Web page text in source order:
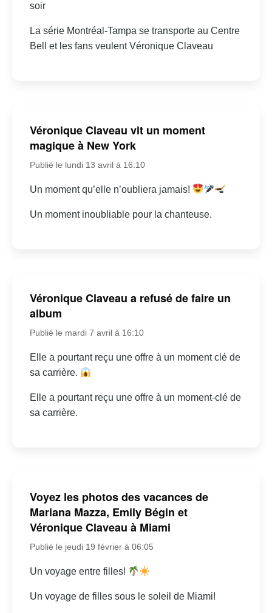
soir
La série Montréal-Tampa se transporte au Centre
Bell et les fans veulent Véronique Claveau
Véronique Claveau vit un moment
magique à New York
Publié le lundi 13 avril à 16:10
Un moment qu’elle n’oubliera jamais!
Un moment inoubliable pour la chanteuse.
Véronique Claveau a refusé de faire un
album
Publié le mardi 7 avril à 16:10
Elle a pourtant reçu une offre à un moment clé de
sa carrière.
Elle a pourtant reçu une offre à un moment-clé de
sa carrière.
Voyez les photos des vacances de
Mariana Mazza, Emily Bégin et
Véronique Claveau à Miami
Publié le jeudi 19 février à 06:05
Un voyage entre filles!
Un voyage de filles sous le soleil de Miami!